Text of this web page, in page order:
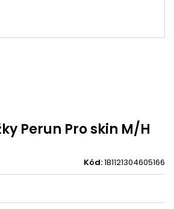
Perun Pro skin M/H
Kód:1B1121304605166